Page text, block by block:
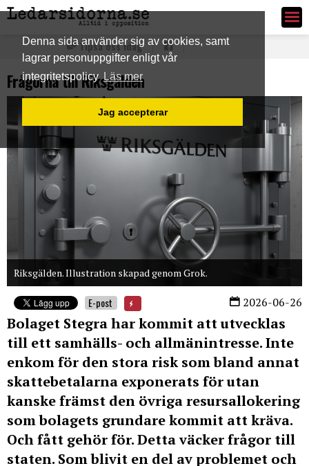
Denna sida använder sig av cookies, samt
lagrar personuppgifter enligt vår
integritetspolicy Läs mer
Jag accepterar
Ledarsidorna.se
Tipsa oss idag
Frågorna till Riksgälden
Riksgälden. Illustration skapad genom Grok.
2026-06-26
E-post
Bolaget Stegra har kommit att utvecklas
till ett samhälls- och allmänintresse. Inte
enkom för den stora risk som bland annat
skattebetalarna exponerats för utan
kanske främst den övriga resursallokering
som bolagets grundare kommit att kräva.
Och fått gehör för. Detta väcker frågor till
staten. Som blivit en del av problemet och